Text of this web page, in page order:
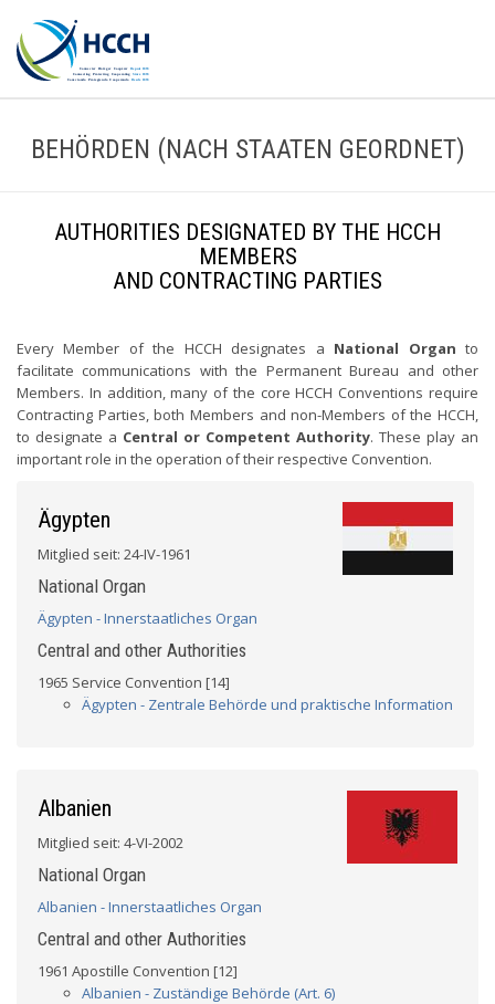
BEHÖRDEN (NACH STAATEN GEORDNET)
AUTHORITIES DESIGNATED BY THE HCCH
MEMBERS
AND CONTRACTING PARTIES
Every Member of the HCCH designates a National Organ to
facilitate communications with the Permanent Bureau and other
Members. In addition, many of the core HCCH Conventions require
Contracting Parties, both Members and non-Members of the HCCH,
to designate a Central or Competent Authority. These play an
important role in the operation of their respective Convention.
Ägypten
Mitglied seit: 24-IV-1961
National Organ
Ägypten - Innerstaatliches Organ
Central and other Authorities
1965 Service Convention [14]
Ägypten - Zentrale Behörde und praktische Information
Albanien
Mitglied seit: 4-VI-2002
National Organ
Albanien - Innerstaatliches Organ
Central and other Authorities
1961 Apostille Convention [12]
Albanien - Zuständige Behörde (Art. 6)